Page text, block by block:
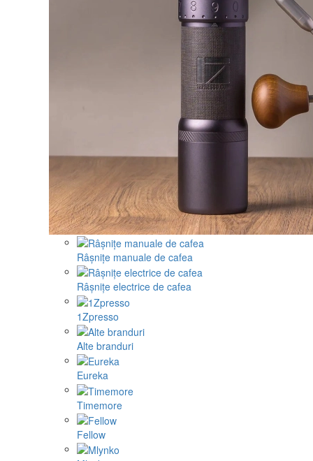
Râșnițe manuale de cafea
Râșnițe electrice de cafea
1Zpresso
Alte branduri
Eureka
Timemore
Fellow